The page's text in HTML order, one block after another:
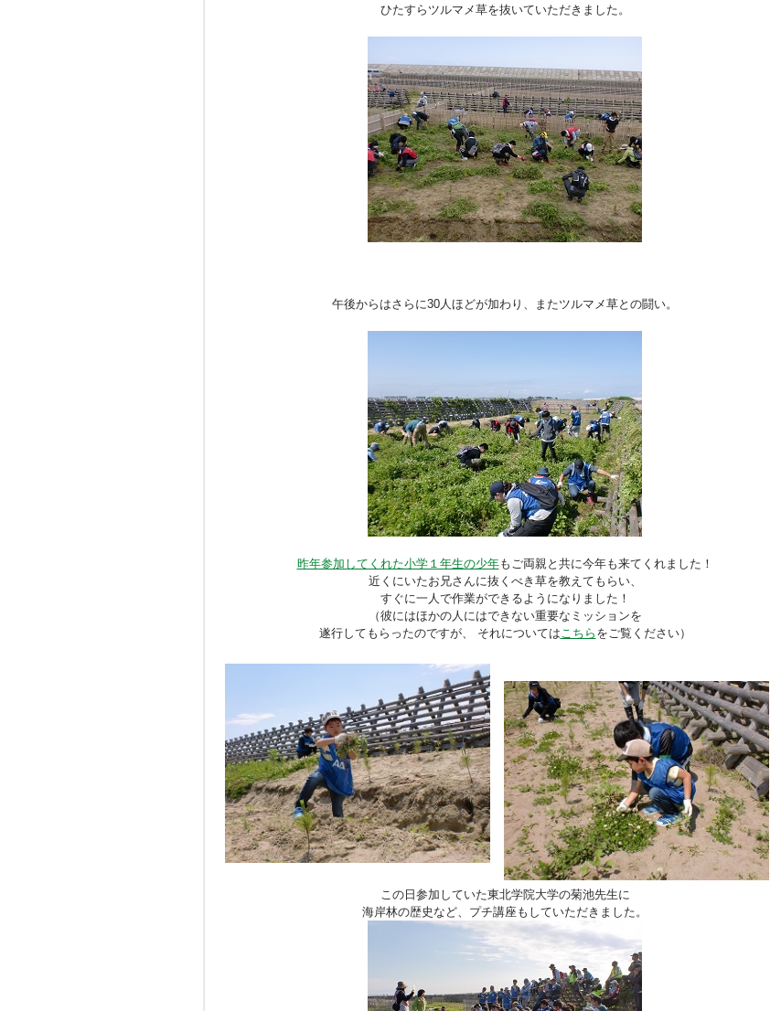
ひたすらツルマメ草を抜いていただきました。
午後からはさらに30人ほどが加わり、またツルマメ草との闘い。
昨年参加してくれた小学１年生の少年もご両親と共に今年も来てくれました！
近くにいたお兄さんに抜くべき草を教えてもらい、
すぐに一人で作業ができるようになりました！
（彼にはほかの人にはできない重要なミッションを
遂行してもらったのですが、 それについてはこちら をご覧ください）
この日参加していた東北学院大学の菊池先生に
海岸林の歴史など、プチ講座もしていただきました。